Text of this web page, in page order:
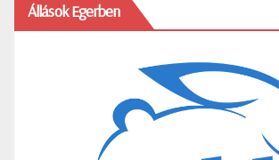
Állások Egerben